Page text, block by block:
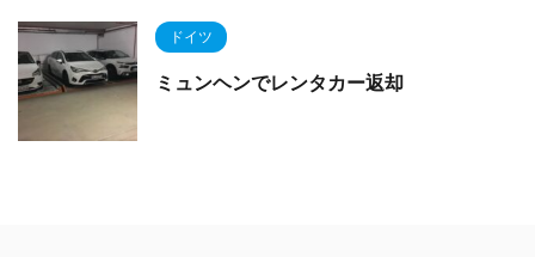
ドイツ
ミュンヘンでレンタカー返却